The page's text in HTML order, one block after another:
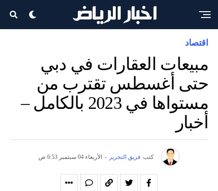
اقتصاد
مبيعات العقارات في دبي
حتى أغسطس تقترب من
مستواها في 2023 بالكامل –
أخبار
كتب فريق التحرير - الأربعاء 04 سبتمبر 6:53 ص